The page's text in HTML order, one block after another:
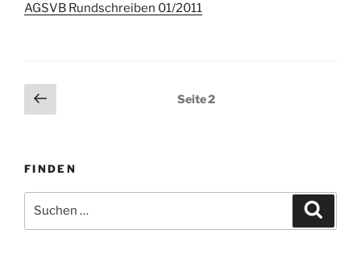
AGSVB Rundschreiben 01/2011
Seitennummerierung
der
Vorherige
Seite
Seite2
FINDEN
nach: